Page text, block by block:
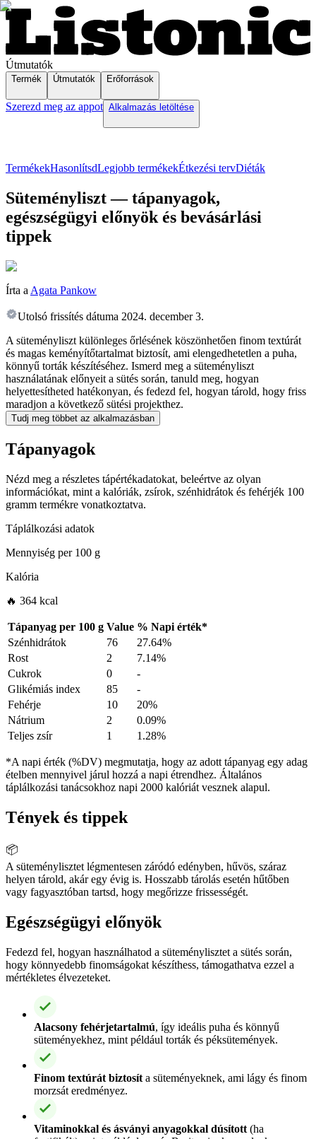
Útmutatók
Termék Útmutatók Erőforrások
Szerezd meg az appot Alkalmazás letöltése
TermékekHasonlítsdLegjobb termékekÉtkezési tervDiéták
Süteményliszt — tápanyagok,
egészségügyi előnyök és bevásárlási
tippek
Írta a Agata Pankow
Utolsó frissítés dátuma 2024. december 3.
A süteményliszt különleges őrlésének köszönhetően finom textúrát
és magas keményítőtartalmat biztosít, ami elengedhetetlen a puha,
könnyű torták készítéséhez. Ismerd meg a süteményliszt
használatának előnyeit a sütés során, tanuld meg, hogyan
helyettesítheted hatékonyan, és fedezd fel, hogyan tárold, hogy friss
maradjon a következő sütési projekthez.
Tudj meg többet az alkalmazásban
Tápanyagok
Nézd meg a részletes tápértékadatokat, beleértve az olyan
információkat, mint a kalóriák, zsírok, szénhidrátok és fehérjék 100
gramm termékre vonatkoztatva.
Táplálkozási adatok
Mennyiség per100 g
Kalória
🔥 364 kcal
Tápanyag per 100 g Value % Napi érték*
Szénhidrátok
76
27.64%
Rost
2
7.14%
Cukrok
0
-
Glikémiás index
85
-
Fehérje
10
20%
Nátrium
2
0.09%
Teljes zsír
1 1.28%
*A napi érték (%DV) megmutatja, hogy az adott tápanyag egy adag
ételben mennyivel járul hozzá a napi étrendhez. Általános
táplálkozási tanácsokhoz napi 2000 kalóriát vesznek alapul.
Tények és tippek
📦
A süteménylisztet légmentesen záródó edényben, hűvös, száraz
helyen tárold, akár egy évig is. Hosszabb tárolás esetén hűtőben
vagy fagyasztóban tartsd, hogy megőrizze frissességét.
Egészségügyi előnyök
Fedezd fel, hogyan használhatod a süteménylisztet a sütés során,
hogy könnyedebb finomságokat készíthess, támogathatva ezzel a
mértékletes élvezeteket.
Alacsony fehérjetartalmú, így ideális puha és könnyű
süteményekhez, mint például torták és péksütemények.
Finom textúrát biztosít a süteményeknek, ami lágy és finom
morzsát eredményez.
Vitaminokkal és ásványi anyagokkal dúsított (ha